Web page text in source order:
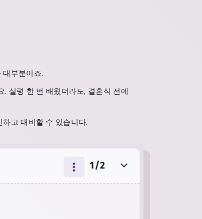
대부분이죠.
설령 한 번 배웠더라도, 결혼식 전에
고 대비할 수 있습니다.